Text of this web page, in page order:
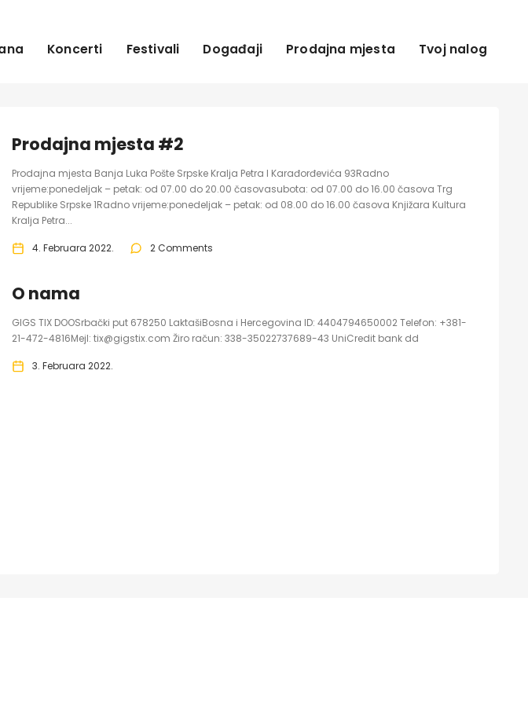
Koncerti Festivali Događaji Prodajna mjesta Tvoj nalog
Prodajna mjesta #2
Prodajna mjesta Banja Luka Pošte Srpske Kralja Petra I Karađorđevića 93Radno
vrijeme:ponedeljak – petak: od 07.00 do 20.00 časovasubota: od 07.00 do 16.00 časova Trg
Republike Srpske 1Radno vrijeme:ponedeljak – petak: od 08.00 do 16.00 časova Knjižara Kultura
Kralja Petra...
4. Februara 2022. 2 Comments
O nama
GIGS TIX DOOSrbački put 678250 LaktašiBosna i Hercegovina ID: 4404794650002 Telefon: +381-
21-472-4816Mejl: tix@gigstix.com Žiro račun: 338-35022737689-43 UniCredit bank dd
3. Februara 2022.